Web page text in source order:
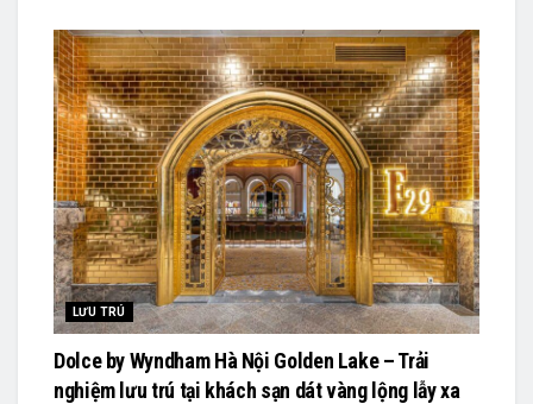
LƯU TRÚ
Dolce by Wyndham Hà Nội Golden Lake – Trải
nghiệm lưu trú tại khách sạn dát vàng lộng lẫy xa